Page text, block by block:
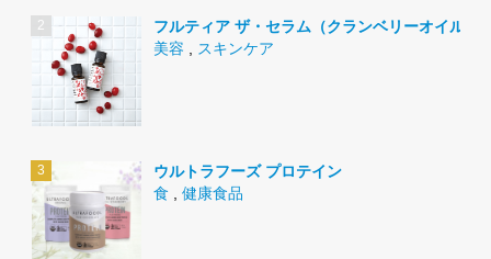
フルティア ザ・セラム（クランベリーオイル）
美容 , スキンケア
ウルトラフーズ プロテイン
食 , 健康食品